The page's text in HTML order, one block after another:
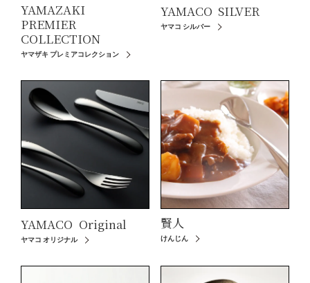
YAMAZAKI
PREMIER
COLLECTION
ヤマザキ プレミアコレクション
YAMACO SILVER
ヤマコ シルバー
YAMACO Original
ヤマコ オリジナル
賢人
けんじん